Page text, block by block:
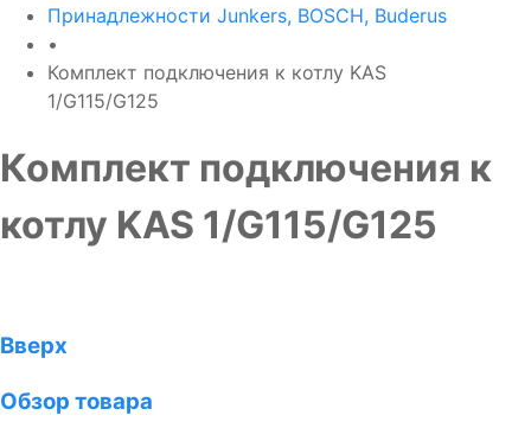
Принадлежности Junkers, BOSCH, Buderus
•
Комплект подключения к котлу KAS
1/G115/G125
Комплект подключения к
котлу KAS 1/G115/G125
Вверх
Обзор товара